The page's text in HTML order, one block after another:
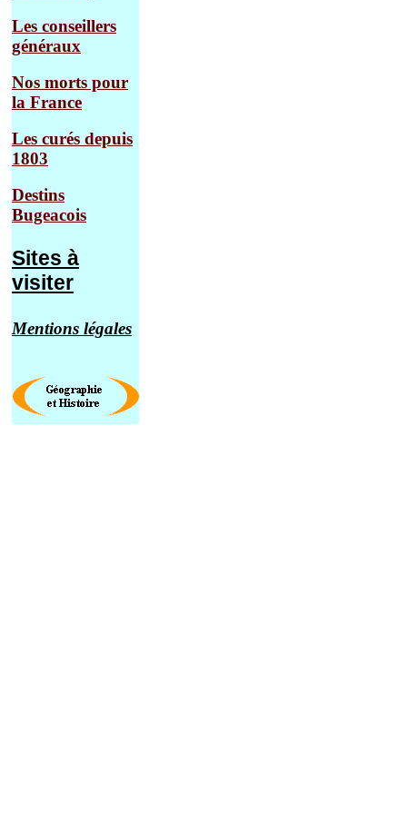
Les conseillers
généraux
Nos morts pour
la France
Les curés depuis
1803
Destins
Bugeacois
Sites à
visiter
Mentions légales